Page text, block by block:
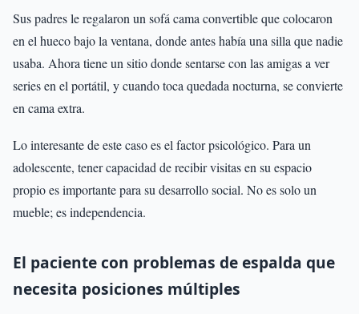
Sus padres le regalaron un sofá cama convertible que colocaron
en el hueco bajo la ventana, donde antes había una silla que nadie
usaba. Ahora tiene un sitio donde sentarse con las amigas a ver
series en el portátil, y cuando toca quedada nocturna, se convierte
en cama extra.
Lo interesante de este caso es el factor psicológico. Para un
adolescente, tener capacidad de recibir visitas en su espacio
propio es importante para su desarrollo social. No es solo un
mueble; es independencia.
El paciente con problemas de espalda que
necesita posiciones múltiples